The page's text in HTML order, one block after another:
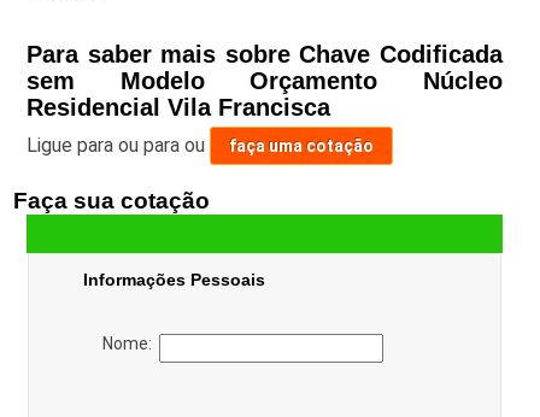
Para saber mais sobre Chave Codificada
sem Modelo Orçamento Núcleo
Residencial Vila Francisca
Ligue para ou para ou faça uma cotação
Faça sua cotação
Informações Pessoais
Nome: